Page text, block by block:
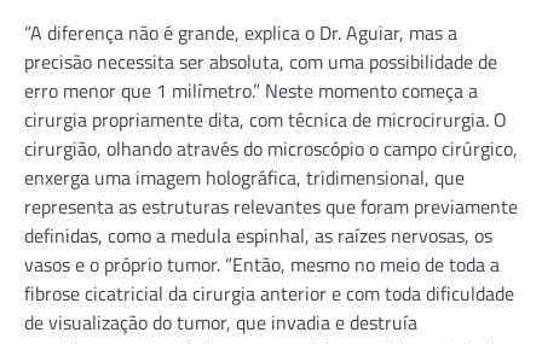
“A diferença não é grande, explica o Dr. Aguiar, mas a
precisão necessita ser absoluta, com uma possibilidade de
erro menor que 1 milímetro.” Neste momento começa a
cirurgia propriamente dita, com técnica de microcirurgia. O
cirurgião, olhando através do microscópio o campo cirúrgico,
enxerga uma imagem holográfica, tridimensional, que
representa as estruturas relevantes que foram previamente
definidas, como a medula espinhal, as raízes nervosas, os
vasos e o próprio tumor. “Então, mesmo no meio de toda a
fibrose cicatricial da cirurgia anterior e com toda dificuldade
de visualização do tumor, que invadia e destruía